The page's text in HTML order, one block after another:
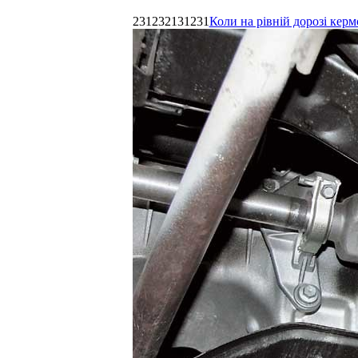
231232131231Коли на рівній дорозі